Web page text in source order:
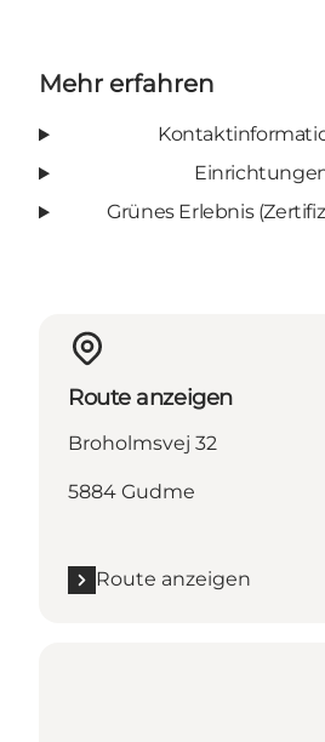
Mehr erfahren
Grünes Erlebnis
Route anzeigen
Broholmsvej 32
5884 Gudme
Route anzeigen